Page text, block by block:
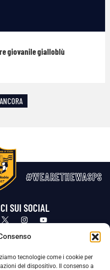
tecnologie come i cookie per
del dispositivo. Il consenso a
giovanile gialloblù
#WEARETHEWASPS
SUI SOCIAL
Policy
Personali (DPO), figura specializzata che vigila sulle modalità